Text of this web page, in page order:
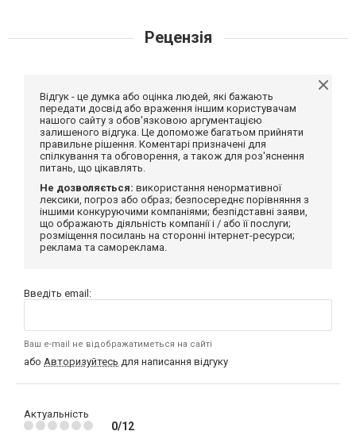
Рецензія
Відгук - це думка або оцінка людей, які бажають
передати досвід або враження іншим користувачам
нашого сайту з обов'язковою аргументацією
залишеного відгука. Це допоможе багатьом прийняти
правильне рішення. Коментарі призначені для
спілкування та обговорення, а також для роз'яснення
питань, що цікавлять.
Не дозволяється: використання ненормативної
лексики, погроз або образ; безпосереднє порівняння з
іншими конкуруючими компаніями; безпідставні заяви,
що ображають діяльність компанії і / або її послуги;
розміщення посилань на сторонні інтернет-ресурси;
реклама та самореклама.
Введіть email:
Ваш e-mail не відображатиметься на сайті
або Авторизуйтесь для написання відгуку
Актуальність
0/12